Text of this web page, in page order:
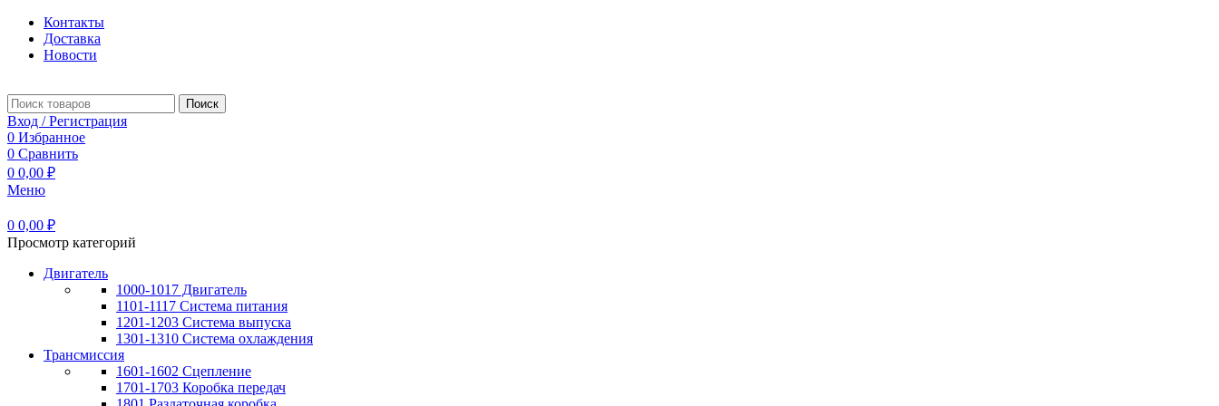
Контакты
Доставка
Новости
Поиск
Вход / Регистрация
0 Избранное
0 Сравнить
0 0,00 ₽
Меню
0 0,00 ₽
Просмотр категорий
Двигатель
1000-1017 Двигатель
1101-1117 Система питания
1201-1203 Система выпуска
1301-1310 Система охлаждения
Трансмиссия
1601-1602 Сцепление
1701-1703 Коробка передач